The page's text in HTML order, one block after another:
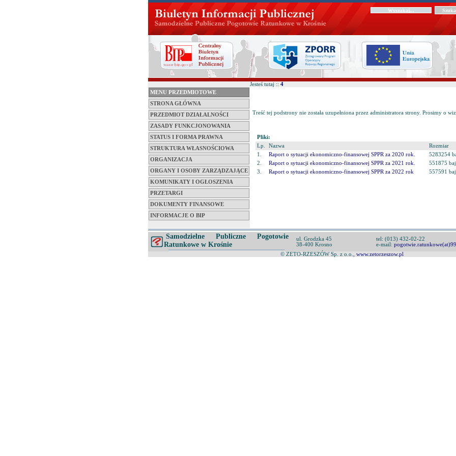
MENU PRZEDMIOTOWE
STRONA GŁÓWNA
PRZEDMIOT DZIAŁALNOŚCI
ZASADY FUNKCJONOWANIA
STATUS I FORMA PRAWNA
STRUKTURA WŁASNOŚCIOWA
ORGANIZACJA
ORGANY I OSOBY ZARZĄDZAJĄCE
KOMUNIKATY I OGŁOSZENIA
PRZETARGI
DOKUMENTY FINANSOWE
INFORMACJE O BIP
Jesteś tutaj :: 4
Treść tej podstrony nie została uzupełniona przez administratora strony. Prosimy o
Pliki:
Lp. Nazwa Rozmiar
1.
Raport o sytuacji ekonomiczno-finansowej SPPR za 2020 rok. 5283254
2.
Raport o sytuacji ekonomiczno-finansowej SPPR za 2021 rok. 551875
3.
Raport o sytuacji ekonomiczno-finansowej SPPR za 2022 rok 557591
Samodzielne Publiczne Pogotowie
Ratunkowe w Krośnie
ul. Grodzka 45
38-400 Krosno
tel: (013) 432-02-22
e-mail:
© ZETO-RZESZÓW Sp. z o.o., www.zetorzeszow.pl